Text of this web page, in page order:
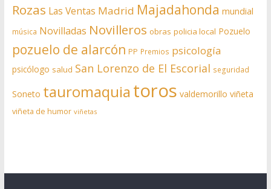
Rozas Las Ventas Madrid Majadahonda mundial
música Novilladas Novilleros obras policia local Pozuelo
pozuelo de alarcón PP Premios psicología
psicólogo salud San Lorenzo de El Escorial seguridad
Soneto tauromaquia toros valdemorillo viñeta
viñeta de humor viñetas